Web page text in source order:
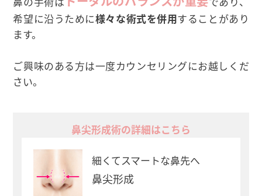
希望に沿うために様々な術式を併用することがあり
ます。
ご興味のある方は一度カウンセリングにお越しくだ
さい。
鼻尖形成術の詳細はこちら
細くてスマートな鼻先へ
鼻尖形成